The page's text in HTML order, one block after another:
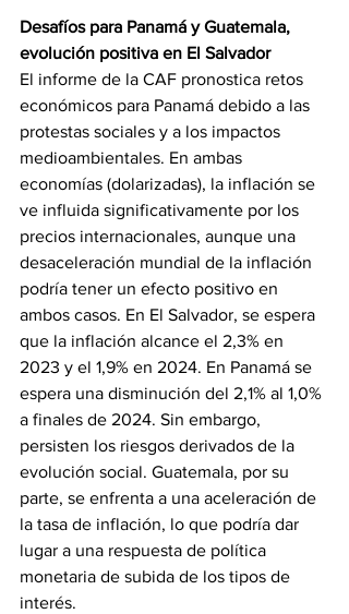
Desafíos para Panamá y Guatemala,
evolución positiva en El Salvador
El informe de la CAF pronostica retos
económicos para Panamá debido a las
protestas sociales y a los impactos
medioambientales. En ambas
economías (dolarizadas), la inflación se
ve influida significativamente por los
precios internacionales, aunque una
desaceleración mundial de la inflación
podría tener un efecto positivo en
ambos casos. En El Salvador, se espera
que la inflación alcance el 2,3% en
2023 y el 1,9% en 2024. En Panamá se
espera una disminución del 2,1% al 1,0%
a finales de 2024. Sin embargo,
persisten los riesgos derivados de la
evolución social. Guatemala, por su
parte, se enfrenta a una aceleración de
la tasa de inflación, lo que podría dar
lugar a una respuesta de política
monetaria de subida de los tipos de
interés.